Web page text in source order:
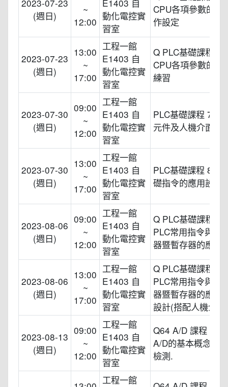
2023-07-23
(週日)
~
12:00
E1403 自
動化電控實
習室
CPU各項參數的意
作設定
2023-07-23
(週日)
13:00
~
17:00
工程一館
E1403 自
動化電控實
習室
Q PLC基礎課程
CPU各項參數的應
練習
2023-07-30
(週日)
09:00
~
12:00
工程一館
E1403 自
動化電控實
習室
PLC基礎課程 7.機
元件及人機介面應
2023-07-30
(週日)
13:00
~
17:00
工程一館
E1403 自
動化電控實
習室
PLC基礎課程 8.Q
礎指令的應用設計
2023-08-06
(週日)
09:00
~
12:00
工程一館
E1403 自
動化電控實
習室
Q PLC基礎課程
PLC常用指令與特
器暨暫存器的應用
2023-08-06
(週日)
13:00
~
17:00
工程一館
E1403 自
動化電控實
習室
Q PLC基礎課程
PLC常用指令與特
器暨暫存器的應用
設計(搭配人機介面)
2023-08-13
(週日)
09:00
~
12:00
工程一館
E1403 自
動化電控實
習室
Q64 A/D 課程
A/D的基本概念與
檢測.
工程一館